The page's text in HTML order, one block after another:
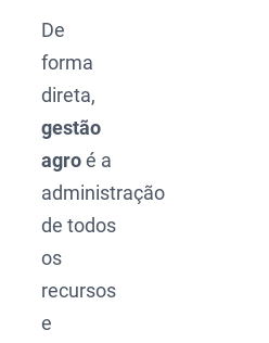
De
forma
direta,
gestão
agroé a
administração
de todos
os
recursos
e